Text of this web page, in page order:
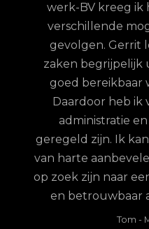
werk-BV kreeg ik
verschillende
gevolgen. Gerrit
zaken begrijpelijk
goed bereikbaar
Daardoor heb
administratie
geregeld zijn. Ik
van harte
op zoek zijn naar
en betrouwbaar
Tom -